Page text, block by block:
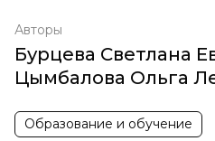
Авторы
Бурцева Светлана
Цымбалова Ольга
Образование и обучение